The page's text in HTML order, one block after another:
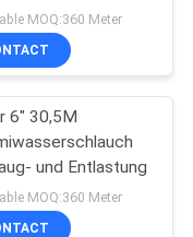
MOQ:360 Meter
6" 30,5M
und Entlastung
MOQ:360 Meter